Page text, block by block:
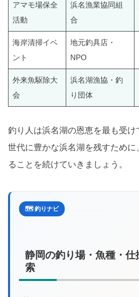
アマモ場保全
活動
浜名漁業協同組
合
海岸清掃イベ
ント
地元釣具店・
NPO
外来魚駆除大
会
浜名湖漁協・釣
り団体
釣り人は浜名湖の恩恵を最も受け
世代に豊かな浜名湖を残すために
ることを続けていきましょう。
🗺️ 釣りナビ
静岡の釣り場・魚種・仕
索